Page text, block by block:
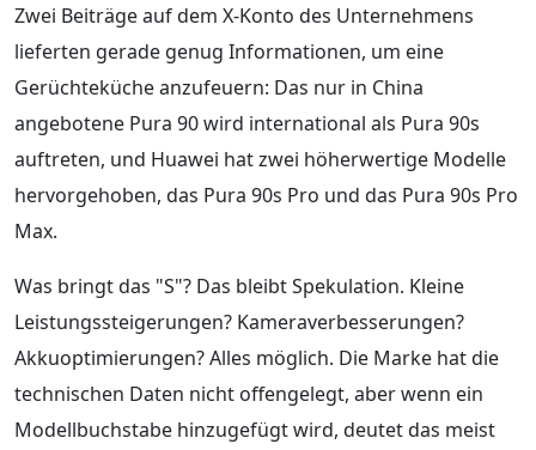
Zwei Beiträge auf dem X-Konto des Unternehmens
lieferten gerade genug Informationen, um eine
Gerüchteküche anzufeuern: Das nur in China
angebotene Pura 90 wird international als Pura 90s
auftreten, und Huawei hat zwei höherwertige Modelle
hervorgehoben, das Pura 90s Pro und das Pura 90s Pro
Max.
Was bringt das "S"? Das bleibt Spekulation. Kleine
Leistungssteigerungen? Kameraverbesserungen?
Akkuoptimierungen? Alles möglich. Die Marke hat die
technischen Daten nicht offengelegt, aber wenn ein
Modellbuchstabe hinzugefügt wird, deutet das meist